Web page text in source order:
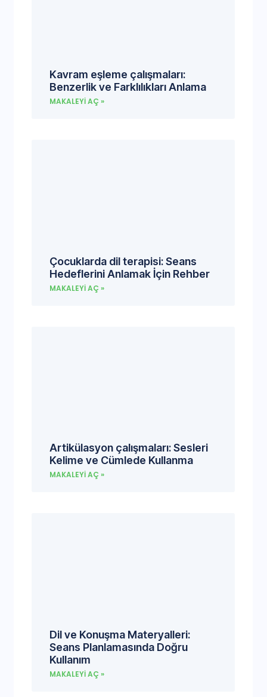
Kavram eşleme çalışmaları:
Benzerlik ve Farklılıkları Anlama
MAKALEYI AÇ »
Çocuklarda dil terapisi: Seans
Hedeflerini Anlamak İçin Rehber
MAKALEYI AÇ »
Artikülasyon çalışmaları: Sesleri
Kelime ve Cümlede Kullanma
MAKALEYI AÇ »
Dil ve Konuşma Materyalleri:
Seans Planlamasında Doğru
Kullanım
MAKALEYI AÇ »